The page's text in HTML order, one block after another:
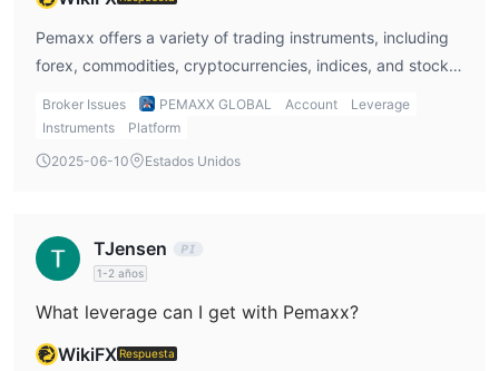
Pemaxx offers a variety of trading instruments, including
forex, commodities, cryptocurrencies, indices, and stocks.
This variety allows me to diversify my portfolio and trade
in multiple markets all under one platform.
Broker Issues PEMAXX GLOBAL Account
Leverage
Instruments
Platform
2025-06-10
Estados Unidos
TJensen
1-2 años
What leverage can I get with Pemaxx?
WikiFX Respuesta